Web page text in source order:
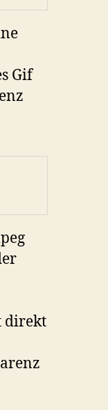
Gif
direkt